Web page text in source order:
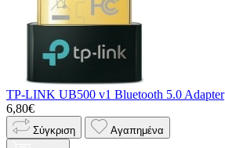
TP-LINK UB500 v1 Bluetooth 5.0 Adapter
6,80€
Σύγκριση Αγαπημένα